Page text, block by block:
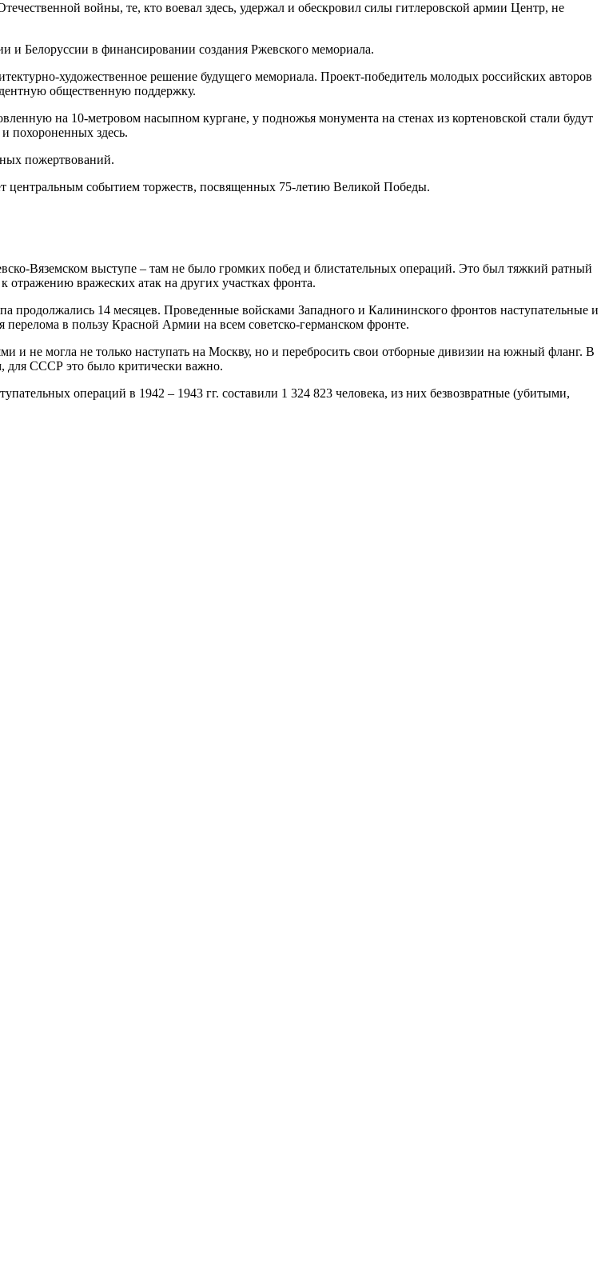
войны, те, кто воевал здесь, удержал и обескровил силы гитлеровской армии Центр, не
и Белоруссии в финансировании создания Ржевского мемориала.
художественное решение будущего мемориала. Проект-победитель молодых российских авторов
общественную поддержку.
на 10-метровом насыпном кургане, у подножья монумента на стенах из кортеновской стали будут
похороненных здесь.
пожертвований.
центральным событием торжеств, посвященных 75-летию Великой Победы.
Вяземском выступе – там не было громких побед и блистательных операций. Это был тяжкий ратный
отражению вражеских атак на других участках фронта.
продолжались 14 месяцев. Проведенные войсками Западного и Калининского фронтов наступательные и
в пользу Красной Армии на всем советско-германском фронте.
и не могла не только наступать на Москву, но и перебросить свои отборные дивизии на южный фланг. В
для СССР это было критически важно.
операций в 1942 – 1943 гг. составили 1 324 823 человека, из них безвозвратные (убитыми,